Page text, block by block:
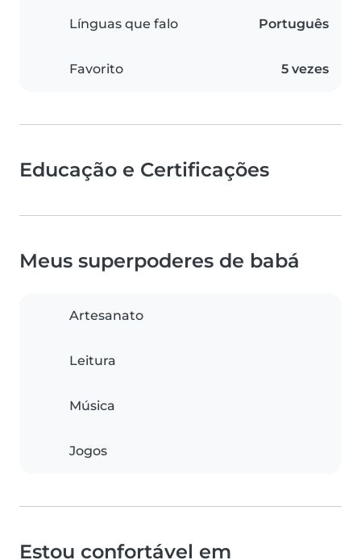
Línguas que falo Português
Favorito 5 vezes
Educação e Certificações
Meus superpoderes de babá
Artesanato
Leitura
Música
Jogos
Estou confortável em